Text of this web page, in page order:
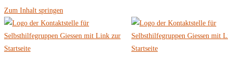
Zum Inhalt springen